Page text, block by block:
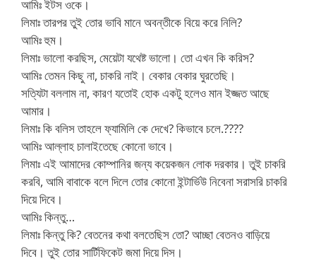
আমিঃ ইটস ওকে।
লিমাঃ তারপর তুই তোর ভাবি মানে অবন্তীকে বিয়ে করে নিলি?
আমিঃ হুম।
লিমাঃ ভালো করছিস, মেয়েটা যথেষ্ট ভালো। তো এখন কি করিস?
আমিঃ তেমন কিছু না, চাকরি নাই। বেকার বেকার ঘুরতেছি।
সত্যিটা বললাম না, কারণ যতোই হোক একটু হলেও মান ইজ্জত আছে
আমার।
লিমাঃ কি বলিস তাহলে ফ্যামিলি কে দেখে? কিভাবে চলে.????
আমিঃ আল্লাহ চালাইতেছে কোনো ভাবে।
লিমাঃ এই আমাদের কোম্পানির জন্য কয়েকজন লোক দরকার। তুই চাকরি
করবি, আমি বাবাকে বলে দিলে তোর কোনো ইন্টার্ভিউ নিবেনা সরাসরি চাকরি
দিয়ে দিবে।
আমিঃ কিন্তু…
লিমাঃ কিন্তু কি? বেতনের কথা বলতেছিস তো? আচ্ছা বেতনও বাড়িয়ে
দিবে। তুই তোর সার্টিফিকেট জমা দিয়ে দিস।